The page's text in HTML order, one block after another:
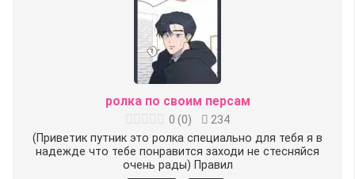
ролка по своим персам
0 (0)
234
(Приветик путник это ролка специально для тебя я в
надежде что тебе понравится заходи не стесняйся
очень рады) Правил